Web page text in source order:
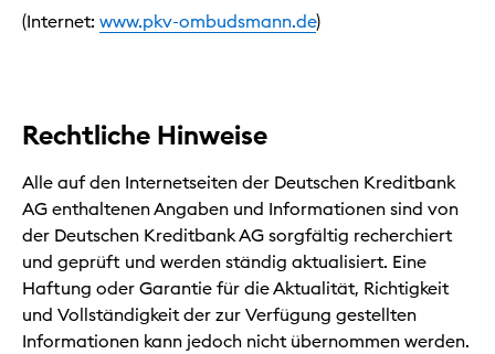
(Internet: www.pkv-ombudsmann.de)
Rechtliche Hinweise
Alle auf den Internetseiten der Deutschen Kreditbank
AG enthaltenen Angaben und Informationen sind von
der Deutschen Kreditbank AG sorgfältig recherchiert
und geprüft und werden ständig aktualisiert. Eine
Haftung oder Garantie für die Aktualität, Richtigkeit
und Vollständigkeit der zur Verfügung gestellten
Informationen kann jedoch nicht übernommen werden.